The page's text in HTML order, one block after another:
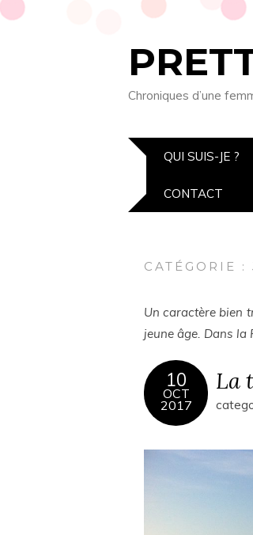
Chroniques d’une
QUI SUIS-JE ?
CONTACT
CATÉGORIE
Un caractère bien
jeune âge. Dans la
10
OCT
2017
La